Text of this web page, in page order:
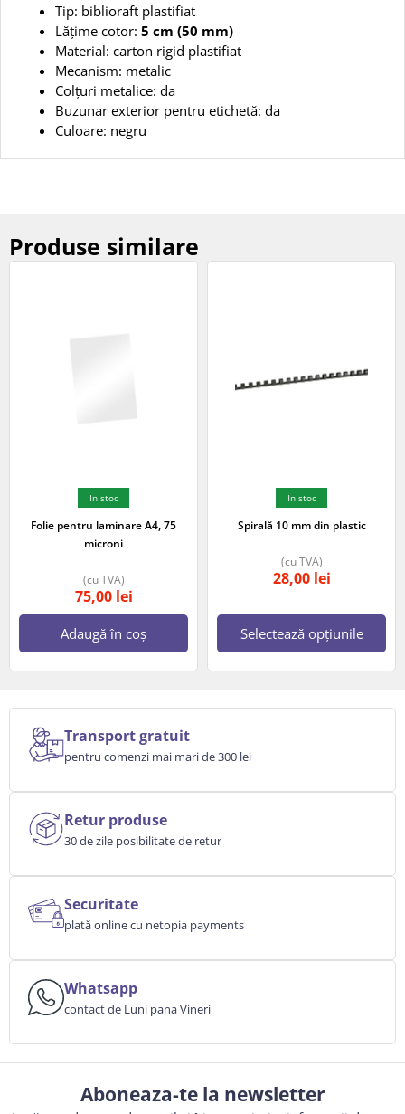
Tip: biblioraft plastifiat
Lățime cotor: 5 cm (50 mm)
Material: carton rigid plastifiat
Mecanism: metalic
Colțuri metalice: da
Buzunar exterior pentru etichetă: da
Culoare: negru
Produse similare
In stoc
Folie pentru laminare A4, 75
microni
75,00 lei
(cu TVA)
Adaugă în coș
In stoc
Spirală 10 mm din plastic
28,00 lei
(cu TVA)
Selectează opțiunile
Transport gratuit
pentru comenzi mai mari de 300 lei
Retur produse
30 de zile posibilitate de retur
Securitate
plată online cu netopia payments
Whatsapp
contact de Luni pana Vineri
Aboneaza-te la newsletter